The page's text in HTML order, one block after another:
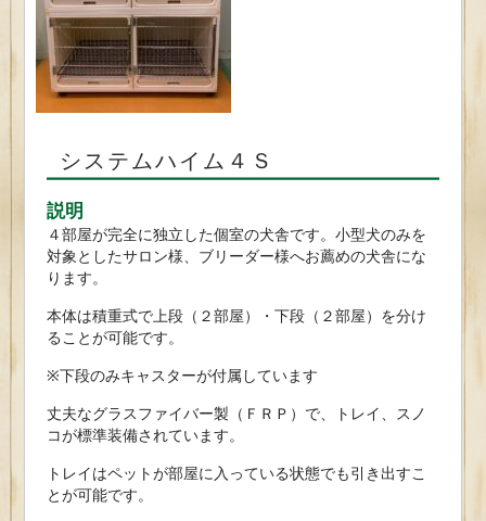
️システムハイム４Ｓ
説明
４部屋が完全に独立した個室の犬舎です。小型犬のみを
対象としたサロン様、ブリーダー様へお薦めの犬舎にな
ります。
本体は積重式で上段（２部屋）・下段（２部屋）を分け
ることが可能です。
※下段のみキャスターが付属しています
丈夫なグラスファイバー製（ＦＲＰ）で、トレイ、スノ
コが標準装備されています。
トレイはペットが部屋に入っている状態でも引き出すこ
とが可能です。